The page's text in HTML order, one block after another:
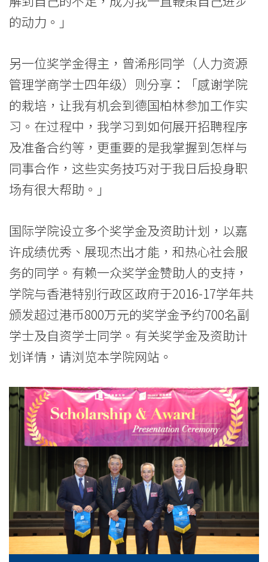
的动力。」
另一位奖学金得主，曾浠彤同学（人力资源
管理学商学士四年级）则分享：「感谢学院
的栽培，让我有机会到德国柏林参加工作实
习。在过程中，我学习到如何展开招聘程序
及准备合约等，更重要的是我掌握到怎样与
同事合作，这些实务技巧对于我日后投身职
场有很大帮助。」
国际学院设立多个奖学金及资助计划，以嘉
许成绩优秀、展现杰出才能，和热心社会服
务的同学。有赖一众奖学金赞助人的支持，
学院与香港特别行政区政府于2016-17学年共
颁发超过港币800万元的奖学金予约700名副
学士及自资学士同学。有关奖学金及资助计
划详情，请浏览本学院网站。